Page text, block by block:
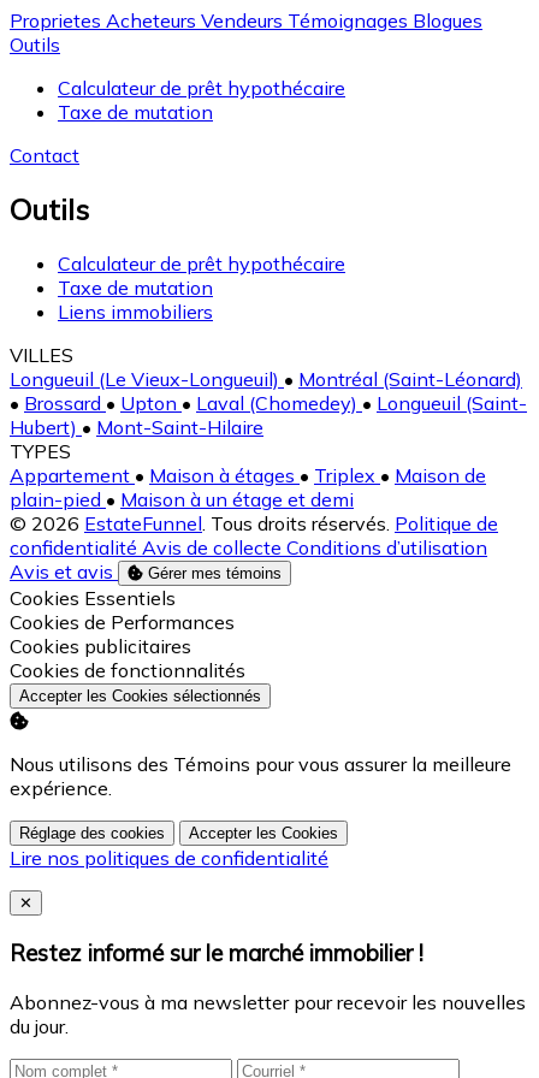
Proprietes Acheteurs Vendeurs Témoignages Blogues
Outils
Calculateur de prêt hypothécaire
Taxe de mutation
Contact
Outils
Calculateur de prêt hypothécaire
Taxe de mutation
Liens immobiliers
VILLES
Longueuil (Le Vieux-Longueuil) • Montréal (Saint-Léonard)
• Brossard • Upton • Laval (Chomedey) • Longueuil (Saint-
Hubert) • Mont-Saint-Hilaire
TYPES
Appartement • Maison à étages • Triplex • Maison de
plain-pied • Maison à un étage et demi
© 2026 EstateFunnel. Tous droits réservés. Politique de
confidentialité Avis de collecte Conditions d’utilisation
Avis et avis
Gérer mes témoins
Activer
Cookies Essentiels
Activer
Cookies de Performances
Activer
Cookies publicitaires
Activer
Cookies de fonctionnalités
Accepter les Cookies sélectionnés
Nous utilisons des Témoins pour vous assurer la meilleure
expérience.
Réglage des cookies Accepter les Cookies
Lire nos politiques de confidentialité
Close
✕
Restez informé sur le marché immobilier !
Abonnez-vous à ma newsletter pour recevoir les nouvelles
du jour.